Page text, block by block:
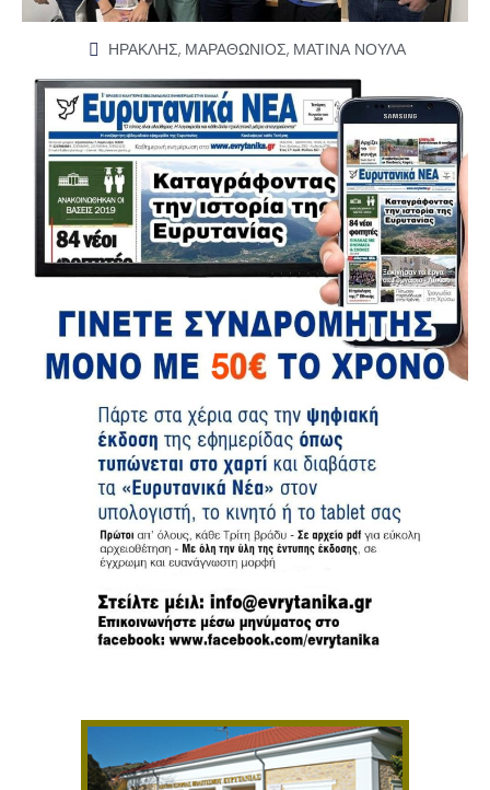
ΗΡΑΚΛΗΣ, ΜΑΡΑΘΩΝΙΟΣ, ΜΑΤΙΝΑ ΝΟΥΛΑ